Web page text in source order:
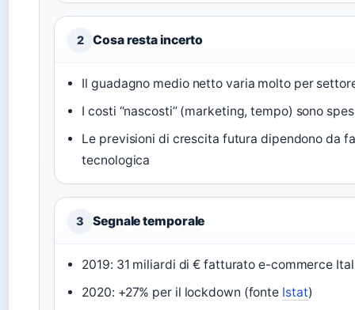
2 Cosa resta incerto
Il guadagno medio netto varia molto per
I costi “nascosti” (marketing, tempo) sono
Le previsioni di crescita futura dipendono da
tecnologica
3 Segnale temporale
2019: 31 miliardi di € fatturato e-commerce
2020: +27% per il lockdown (fonte Istat)